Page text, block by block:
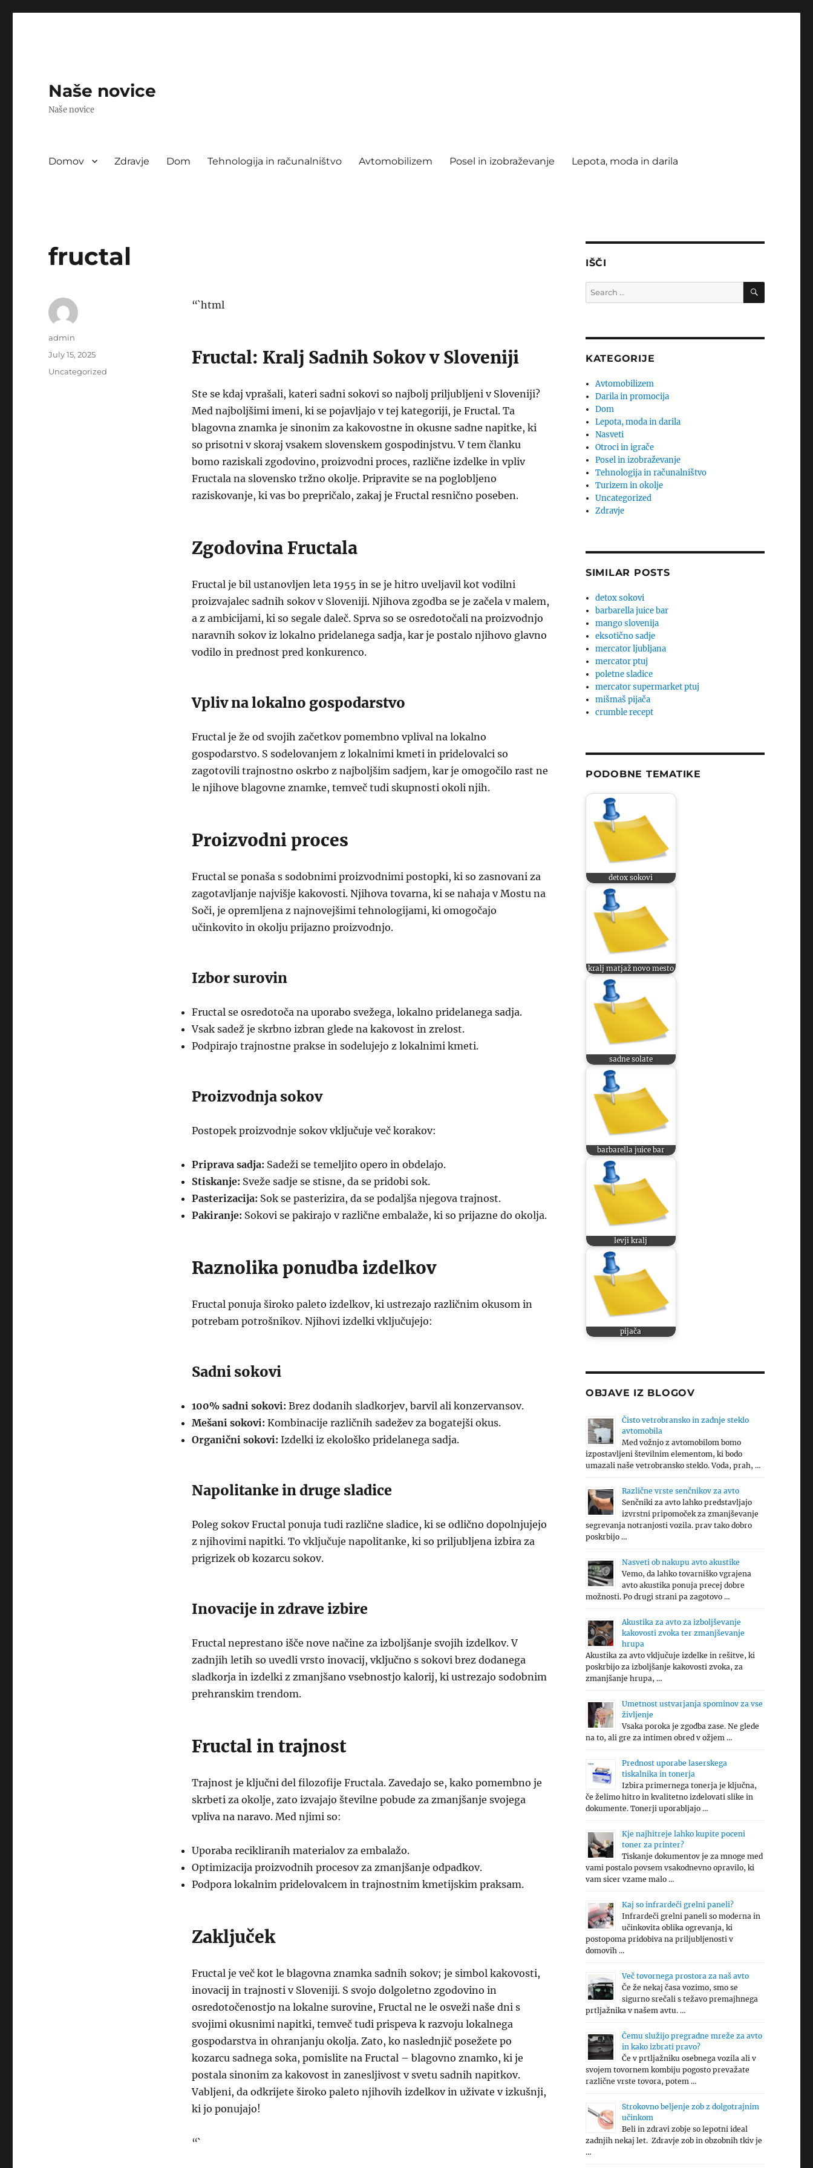
Naše novice
Naše novice
Domov Zdravje Dom Tehnologija in računalništvo Avtomobilizem Posel in izobraževanje Lepota, moda in darila
fructal
“`html
Fructal: Kralj Sadnih Sokov v Sloveniji
Ste se kdaj vprašali, kateri sadni sokovi so najbolj priljubljeni v Sloveniji?
Med najboljšimi imeni, ki se pojavljajo v tej kategoriji, je Fructal. Ta
blagovna znamka je sinonim za kakovostne in okusne sadne napitke, ki
so prisotni v skoraj vsakem slovenskem gospodinjstvu. V tem članku
bomo raziskali zgodovino, proizvodni proces, različne izdelke in vpliv
Fructala na slovensko tržno okolje. Pripravite se na poglobljeno
raziskovanje, ki vas bo prepričalo, zakaj je Fructal resnično poseben.
Zgodovina Fructala
Fructal je bil ustanovljen leta 1955 in se je hitro uveljavil kot vodilni
proizvajalec sadnih sokov v Sloveniji. Njihova zgodba se je začela v malem,
a z ambicijami, ki so segale daleč. Sprva so se osredotočali na proizvodnjo
naravnih sokov iz lokalno pridelanega sadja, kar je postalo njihovo glavno
vodilo in prednost pred konkurenco.
Vpliv na lokalno gospodarstvo
Fructal je že od svojih začetkov pomembno vplival na lokalno
gospodarstvo. S sodelovanjem z lokalnimi kmeti in pridelovalci so
zagotovili trajnostno oskrbo z najboljšim sadjem, kar je omogočilo rast ne
le njihove blagovne znamke, temveč tudi skupnosti okoli njih.
Proizvodni proces
Fructal se ponaša s sodobnimi proizvodnimi postopki, ki so zasnovani za
zagotavljanje najvišje kakovosti. Njihova tovarna, ki se nahaja v Mostu na
Soči, je opremljena z najnovejšimi tehnologijami, ki omogočajo
učinkovito in okolju prijazno proizvodnjo.
Izbor surovin
Fructal se osredotoča na uporabo svežega, lokalno pridelanega sadja.
Vsak sadež je skrbno izbran glede na kakovost in zrelost.
Podpirajo trajnostne prakse in sodelujejo z lokalnimi kmeti.
Proizvodnja sokov
Postopek proizvodnje sokov vključuje več korakov:
Priprava sadja: Sadeži se temeljito opero in obdelajo.
Stiskanje: Sveže sadje se stisne, da se pridobi sok.
Pasterizacija: Sok se pasterizira, da se podaljša njegova trajnost.
Pakiranje: Sokovi se pakirajo v različne embalaže, ki so prijazne do okolja.
Raznolika ponudba izdelkov
Fructal ponuja široko paleto izdelkov, ki ustrezajo različnim okusom in
potrebam potrošnikov. Njihovi izdelki vključujejo:
Sadni sokovi
100% sadni sokovi: Brez dodanih sladkorjev, barvil ali konzervansov.
Mešani sokovi: Kombinacije različnih sadežev za bogatejši okus.
Organični sokovi: Izdelki iz ekološko pridelanega sadja.
Napolitanke in druge sladice
Poleg sokov Fructal ponuja tudi različne sladice, ki se odlično dopolnjujejo
z njihovimi napitki. To vključuje napolitanke, ki so priljubljena izbira za
prigrizek ob kozarcu sokov.
Inovacije in zdrave izbire
Fructal neprestano išče nove načine za izboljšanje svojih izdelkov. V
zadnjih letih so uvedli vrsto inovacij, vključno s sokovi brez dodanega
sladkorja in izdelki z zmanjšano vsebnostjo kalorij, ki ustrezajo sodobnim
prehranskim trendom.
Fructal in trajnost
Trajnost je ključni del filozofije Fructala. Zavedajo se, kako pomembno je
skrbeti za okolje, zato izvajajo številne pobude za zmanjšanje svojega
vpliva na naravo. Med njimi so:
Uporaba recikliranih materialov za embalažo.
Optimizacija proizvodnih procesov za zmanjšanje odpadkov.
Podpora lokalnim pridelovalcem in trajnostnim kmetijskim praksam.
Zaključek
Fructal je več kot le blagovna znamka sadnih sokov; je simbol kakovosti,
inovacij in trajnosti v Sloveniji. S svojo dolgoletno zgodovino in
osredotočenostjo na lokalne surovine, Fructal ne le osveži naše dni s
svojimi okusnimi napitki, temveč tudi prispeva k razvoju lokalnega
gospodarstva in ohranjanju okolja. Zato, ko naslednjič posežete po
kozarcu sadnega soka, pomislite na Fructal – blagovno znamko, ki je
postala sinonim za kakovost in zanesljivost v svetu sadnih napitkov.
Vabljeni, da odkrijete široko paleto njihovih izdelkov in uživate v izkušnji,
ki jo ponujajo!
“`
Author
admin
Posted
July 15, 2025
Categories
Uncategorized
IŠČI
Search
for:
SEARCH
KATEGORIJE
Avtomobilizem
Darila in promocija
Dom
Lepota, moda in darila
Nasveti
Otroci in igrače
Posel in izobraževanje
Tehnologija in računalništvo
Turizem in okolje
Uncategorized
Zdravje
SIMILAR POSTS
detox sokovi
barbarella juice bar
mango slovenija
eksotično sadje
mercator ljubljana
mercator ptuj
poletne sladice
mercator supermarket ptuj
mišmaš pijača
crumble recept
PODOBNE TEMATIKE
detox sokovi
kralj matjaž novo mesto
sadne solate
barbarella juice bar
levji kralj
pijača
OBJAVE IZ BLOGOV
Čisto vetrobransko in zadnje steklo
avtomobila
Med vožnjo z avtomobilom bomo
izpostavljeni številnim elementom, ki bodo
umazali naše vetrobransko steklo. Voda, prah, …
Različne vrste senčnikov za avto
Senčniki za avto lahko predstavljajo
izvrstni pripomoček za zmanjševanje
segrevanja notranjosti vozila. prav tako dobro
poskrbijo …
Nasveti ob nakupu avto akustike
Vemo, da lahko tovarniško vgrajena
avto akustika ponuja precej dobre
možnosti. Po drugi strani pa zagotovo …
Akustika za avto za izboljševanje
kakovosti zvoka ter zmanjševanje
hrupa
Akustika za avto vključuje izdelke in rešitve, ki
poskrbijo za izboljšanje kakovosti zvoka, za
zmanjšanje hrupa, …
Umetnost ustvarjanja spominov za vse
življenje
Vsaka poroka je zgodba zase. Ne glede
na to, ali gre za intimen obred v ožjem …
Prednost uporabe laserskega
tiskalnika in tonerja
Izbira primernega tonerja je ključna,
če želimo hitro in kvalitetno izdelovati slike in
dokumente. Tonerji uporabljajo …
Kje najhitreje lahko kupite poceni
toner za printer?
Tiskanje dokumentov je za mnoge med
vami postalo povsem vsakodnevno opravilo, ki
vam sicer vzame malo …
Kaj so infrardeči grelni paneli?
Infrardeči grelni paneli so moderna in
učinkovita oblika ogrevanja, ki
postopoma pridobiva na priljubljenosti v
domovih …
Več tovornega prostora za naš avto
Če že nekaj časa vozimo, smo se
sigurno srečali s težavo premajhnega
prtljažnika v našem avtu. …
Čemu služijo pregradne mreže za avto
in kako izbrati pravo?
Če v prtljažniku osebnega vozila ali v
svojem tovornem kombiju pogosto prevažate
različne vrste tovora, potem …
Strokovno beljenje zob z dolgotrajnim
učinkom
Beli in zdravi zobje so lepotni ideal
zadnjih nekaj let. Zdravje zob in obzobnih tkiv je
…